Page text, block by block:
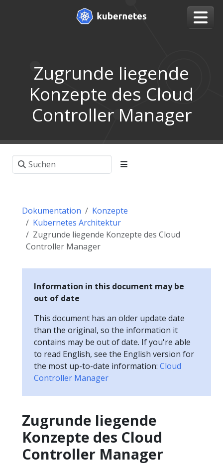
Zugrunde liegende
Konzepte des Cloud
Controller Manager
Dokumentation
Konzepte
Kubernetes Architektur
Zugrunde liegende Konzepte des Cloud
Controller Manager
Information in this document may be
out of date
This document has an older update date
than the original, so the information it
contains may be out of date. If you're able
to read English, see the English version for
the most up-to-date information: Cloud
Controller Manager
Zugrunde liegende
Konzepte des Cloud
Controller Manager